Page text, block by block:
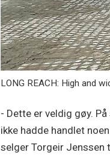
LONG REACH: High and
- Dette er veldig gøy.
ikke hadde handlet
selger Torgeir Jenssen